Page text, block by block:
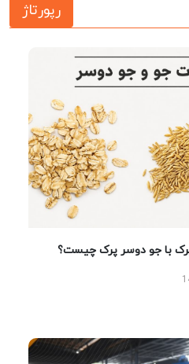
رپورتاژ
با جو دوسر پرک چیست؟